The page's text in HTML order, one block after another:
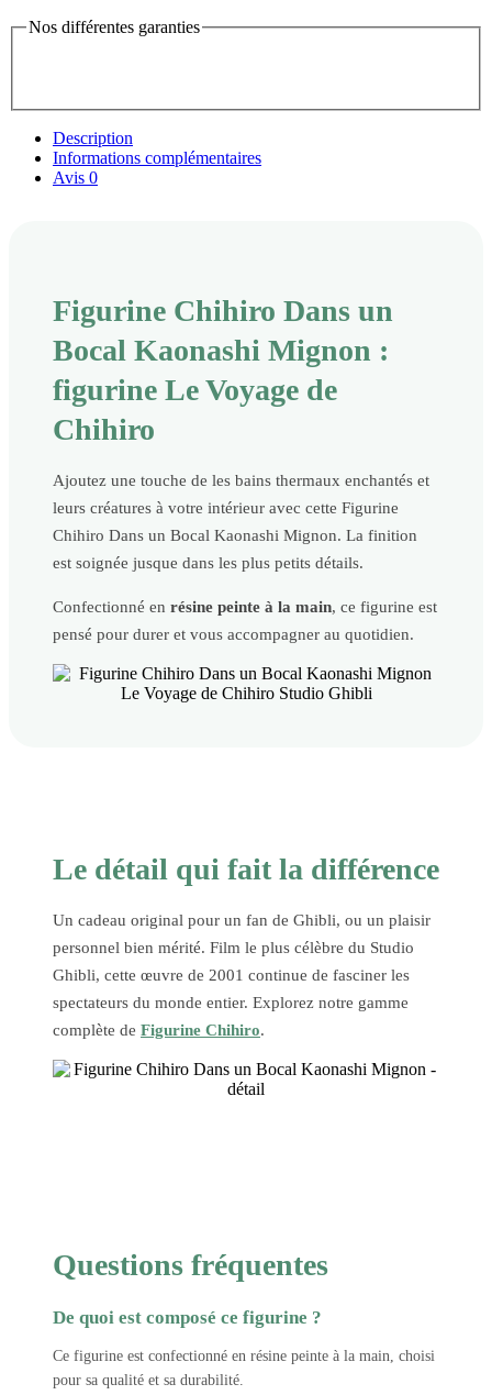
Nos différentes garanties
Description
Informations complémentaires
Avis 0
Figurine Chihiro Dans un
Bocal Kaonashi Mignon :
figurine Le Voyage de
Chihiro
Ajoutez une touche de les bains thermaux enchantés et
leurs créatures à votre intérieur avec cette Figurine
Chihiro Dans un Bocal Kaonashi Mignon. La finition
est soignée jusque dans les plus petits détails.
Confectionné en résine peinte à la main, ce figurine est
pensé pour durer et vous accompagner au quotidien.
Le détail qui fait la différence
Un cadeau original pour un fan de Ghibli, ou un plaisir
personnel bien mérité. Film le plus célèbre du Studio
Ghibli, cette œuvre de 2001 continue de fasciner les
spectateurs du monde entier. Explorez notre gamme
complète de Figurine Chihiro.
Questions fréquentes
De quoi est composé ce figurine ?
Ce figurine est confectionné en résine peinte à la main, choisi
pour sa qualité et sa durabilité.